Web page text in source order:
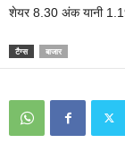
शेयर 8.30 अंक यानी
टैग्स बाजार